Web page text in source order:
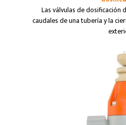
Las válvulas de dosificación
caudales de una tubería y la